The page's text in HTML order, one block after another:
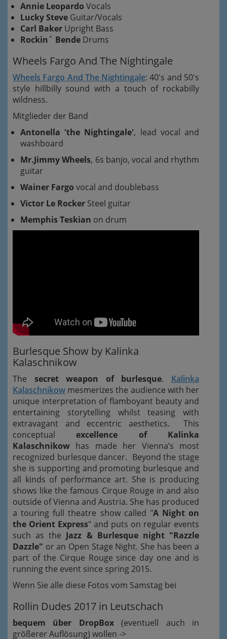
Annie Leopardo Vocals
Lucky Steve Guitar/Vocals
Carl Baker Upright Bass
Rockin´ Bende Drums
Wheels Fargo And The Nightingale
Wheels Fargo And The Nightingale: 40's and 50's
style hillbilly sound with a touch of rockabilly
wildness.
Mitglieder der Band
Antonella 'the Nightingale', lead vocal and
washboard
Mr.Jimmy Wheels, 6s banjo, vocal and rhythm
guitar
Wainer Fargo vocal and doublebass
Victor Le Rocker Steel guitar
Memphis Teskian on drum
Burlesque Show by Kalinka
Kalaschnikow
The secret weapon of burlesque. Kalinka
Kalaschnikow mesmerizes the audience with her
unique interpretation of flamboyant beauty and
entertaining storytelling whilst teasing with
extravagant and eccentric aesthetics. This
conceptualexcellence of Kalinka
Kalaschnikow has made her Vienna’s most
recognized burlesque dancer. Beyond the stage
she is supporting and promoting burlesque and
all kinds of performance art. She is producing
shows like the famous Cirque Rouge in and also
outside of Vienna and Austria. She has produced
a touring full theatre show called "A Night on
the Orient Express" and puts on regular events
such as the Jazz & Burlesque night "Razzle
Dazzle" or an Open Stage Night. She has been a
part of the Cirque Rouge since day one and is
running the event since spring 2015.
Wenn Sie alle diese Fotos vom Samstag bei
Rollin Dudes 2017 in Leutschach
bequem über DropBox(eventuell auch in
größerer Auflösung) wollen ->